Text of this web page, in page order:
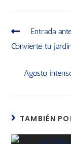
Entrada
Convierte tu
Agosto
TAMBIÉN